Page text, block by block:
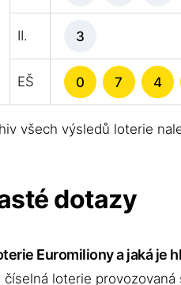
II. 3
EŠ 0 7 4
všech výsledů loterie
dotazy
Euromiliony a jaká je
číselná loterie